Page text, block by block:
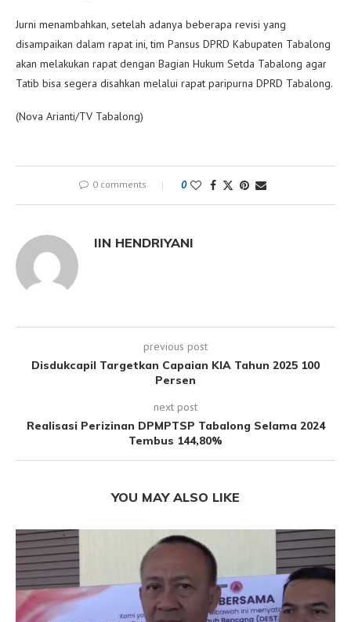
Jurni menambahkan, setelah adanya beberapa revisi yang
disampaikan dalam rapat ini, tim Pansus DPRD Kabupaten Tabalong
akan melakukan rapat dengan Bagian Hukum Setda Tabalong agar
Tatib bisa segera disahkan melalui rapat paripurna DPRD Tabalong.
(Nova Arianti/TV Tabalong)
0 comments 0
IIN HENDRIYANI
previous post
Disdukcapil Targetkan Capaian KIA Tahun 2025 100
Persen
next post
Realisasi Perizinan DPMPTSP Tabalong Selama 2024
Tembus 144,80%
YOU MAY ALSO LIKE